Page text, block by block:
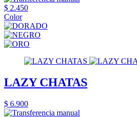
$ 2.450
Color
LAZY CHATAS
$ 6.900